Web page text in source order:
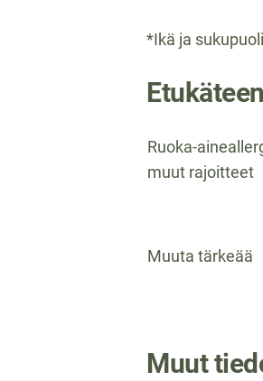
*Ikä ja
Ruoka-
muut rajoitteet
Muuta tärkeää
Muut